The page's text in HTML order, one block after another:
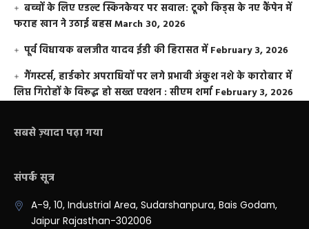
बच्चों के लिए एडल्ट स्किनकेयर पर सवाल: टूको किड्स के नए कैंपेन में
फराह खान ने उठाई बहसMarch 30, 2026
पूर्व विधायक बलजीत यादव ईडी की हिरासत में February 3, 2026
गैंगस्टर्स, हार्डकोर अपराधियों पर लगे प्रभावी अंकुश नशे के कारोबार में
लिप्त गिरोहों के विरूद्ध हो सख्त एक्शन : सीएम शर्मा February 3, 2026
सबसे ज़्यादा पढ़ा गया
संपर्क सूत्र
A-9, 10, Industrial Area, Sudarshanpura, Bais Godam,
Jaipur Rajasthan-302006